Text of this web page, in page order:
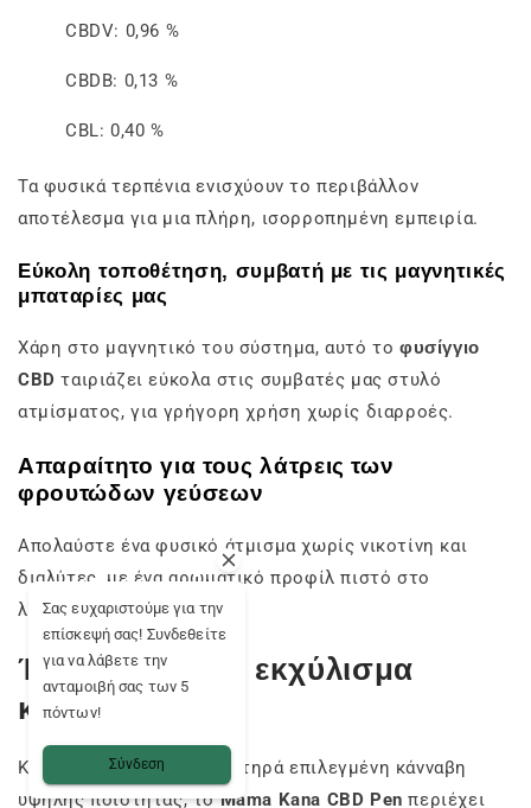
CBDV: 0,96 %
CBDB: 0,13 %
CBL: 0,40 %
Τα φυσικά τερπένια ενισχύουν το περιβάλλον
αποτέλεσμα για μια πλήρη, ισορροπημένη εμπειρία.
Εύκολη τοποθέτηση, συμβατή με τις μαγνητικές
μπαταρίες μας
Χάρη στο μαγνητικό του σύστημα, αυτό τοφυσίγγιο
CBD ταιριάζει εύκολα στις συμβατές μας στυλό
ατμίσματος, για γρήγορη χρήση χωρίς διαρροές.
Απαραίτητο για τους λάτρεις των
φρουτώδων γεύσεων
Απολαύστε ένα φυσικό άτμισμα χωρίς νικοτίνη και
διαλύτες, με ένα αρωματικό προφίλ πιστό στο
λουλούδι.
Ένα εξαιρετικό εκχύλισμα
κάνναβης CBD
Κατασκευασμένο από αυστηρά επιλεγμένη κάνναβη
υψηλής ποιότητας, τοMama Kana CBD Pen περιέχει
Σας ευχαριστούμε για την
επίσκεψή σας! Συνδεθείτε
για να λάβετε την
ανταμοιβή σας των 5
πόντων!
Σύνδεση